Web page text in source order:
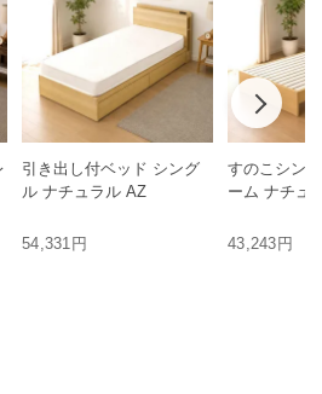
引き出し付ベッド シング
ル ナチュラル AZ
54,331円
すのこシン
ーム ナチュ
43,243円